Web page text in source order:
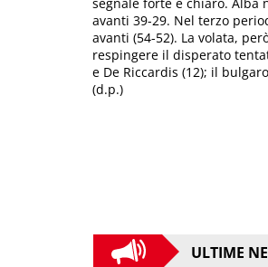
avanti 39-29. Nel terzo
avanti (54-52). La volata,
respingere il disperato
e De Riccardis (12); il
(d.p.)
ULTIME